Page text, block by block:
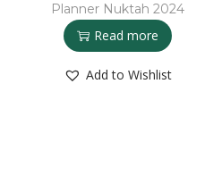
Planner Nuktah 2024
Read more
Add to Wishlist